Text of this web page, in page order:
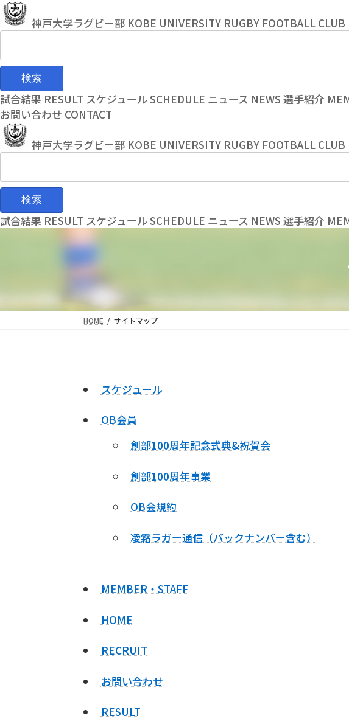
コ
ン
ツ
ス
キ
ッ
プ
ナ
ビ
シ
ン
に
移
動
神戸大学ラグビー部 KOBE UNIVERSITY RUGBY FOOTBALL CLUB
試合結果 RESULT スケジュールSCHEDULE ニュース NEWS 選手紹介
お問い合わせ CONTACT
神戸大学ラグビー部 KOBE UNIVERSITY RUGBY FOOTBALL CLUB
試合結果 RESULT スケジュールSCHEDULE ニュース NEWS 選手紹介
HOME サイトマップ
スケジュール
OB会員
創部100周年記念式典&祝賀会
創部100周年事業
OB会規約
凌霜ラガー通信（バックナンバー含む）
MEMBER・STAFF
HOME
RECRUIT
お問い合わせ
RESULT